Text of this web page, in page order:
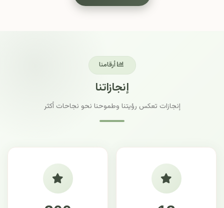
أرقامنا
إنجازاتنا
إنجازات تعكس رؤيتنا وطموحنا نحو نجاحات أكثر